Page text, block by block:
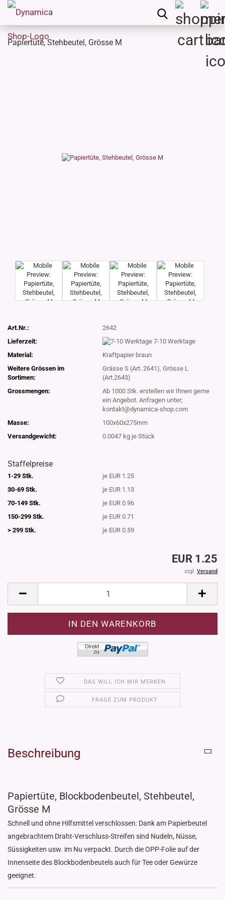
Papiertüte, Stehbeutel, Grösse M
Art.Nr.:
2642
Lieferzeit:
7-10 Werktage
Material:
Kraftpapier braun
Weitere Grössen im
Sortimen:
Grässe S (Art. 2641), Grösse L
(Art.2643)
Grossmengen:
Ab 1000 Stk. erstellen wir Ihnen gerne
ein Angebot. Anfragen unter;
kontakt@dynamica-shop.com
Masse:
100x60x275mm
Versandgewicht:
0.0047 kg je Stück
Staffelpreise
1-29 Stk.
je EUR 1.25
30-69 Stk.
je EUR 1.13
70-149 Stk.
je EUR 0.96
150-299 Stk.
je EUR 0.71
> 299 Stk.
je EUR 0.59
EUR 1.25
zzgl. Versand
DAS WILL ICH MIR MERKEN
FRAGE ZUM PRODUKT
Beschreibung
Papiertüte, Blockbodenbeutel, Stehbeutel,
Grösse M
Schnell und ohne Hilfsmittel verschlossen: Dank am Papierbeutel
angebrachtem Draht-Verschluss-Streifen sind Nudeln, Nüsse,
Süssigkeiten usw. im Nu verpackt. Durch die OPP-Folie auf der
Innenseite des Blockbodenbeutels auch für Tee oder Gewürze
geeignet.